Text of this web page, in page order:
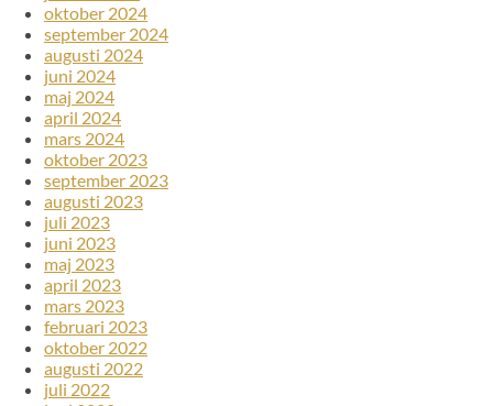
oktober 2024
september 2024
augusti 2024
juni 2024
maj 2024
april 2024
mars 2024
oktober 2023
september 2023
augusti 2023
juli 2023
juni 2023
maj 2023
april 2023
mars 2023
februari 2023
oktober 2022
augusti 2022
juli 2022